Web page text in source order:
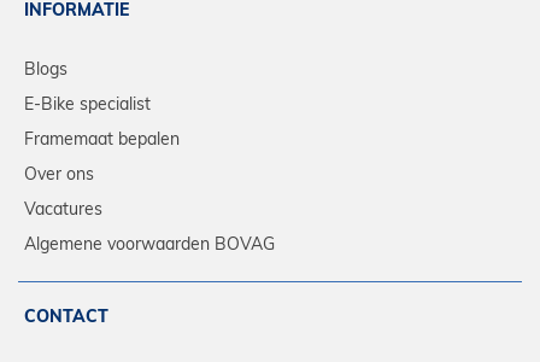
INFORMATIE
Blogs
E-Bike specialist
Framemaat bepalen
Over ons
Vacatures
Algemene voorwaarden BOVAG
CONTACT